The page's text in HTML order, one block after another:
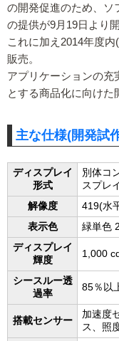
の開発促進のため、ソ
の提供が9月19日より
これに加え2014年度
販売。
アプリケーションの充
とする商品化に向けた
主な仕様(開発試
ディスプレイ
形式
別体コ
スプレ
解像度
419(水
表示色
緑単色
ディスプレイ
輝度
1,000
シースルー透
過率
85％以
搭載センサー
加速度
ス、照